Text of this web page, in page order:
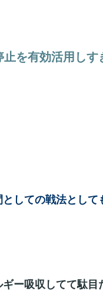
止を有効活用し
しての戦法とし
ー吸収してて駄目